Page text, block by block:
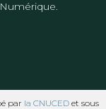
.
par la CNUCEDet sous